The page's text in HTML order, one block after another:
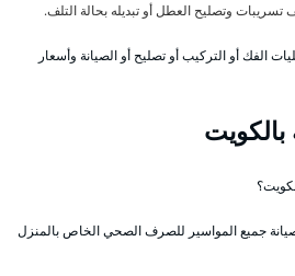
وتصليح العطل أو تبديله بحالة التلف.
الفك أو التركيب أو تصليح أو الصيانة وأسعار
جميع المواسير للصرف الصحي الخاص بالمنزل